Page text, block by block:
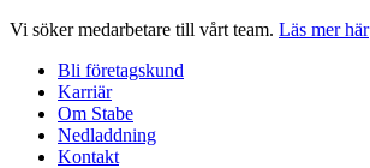
Hoppa
innehåll
Vi söker medarbetare till vårt team. Läs mer här
Bli företagskund
Karriär
Om Stabe
Nedladdning
Kontakt